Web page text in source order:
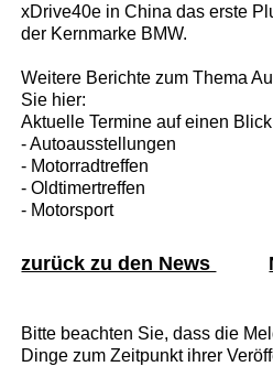
xDrive40e in China das erste
der Kernmarke BMW.
Weitere Berichte zum Thema
Sie hier:
Aktuelle Termine auf einen Blick
- Autoausstellungen
- Motorradtreffen
- Oldtimertreffen
- Motorsport
zurück zu den News
Bitte beachten Sie, dass die
Dinge zum Zeitpunkt ihrer